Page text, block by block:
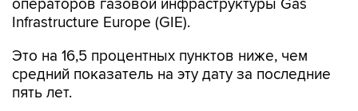
Это на 16,5 процентных пунктов ниже, чем
пять лет.
За последние семь дней в среднем нетто-